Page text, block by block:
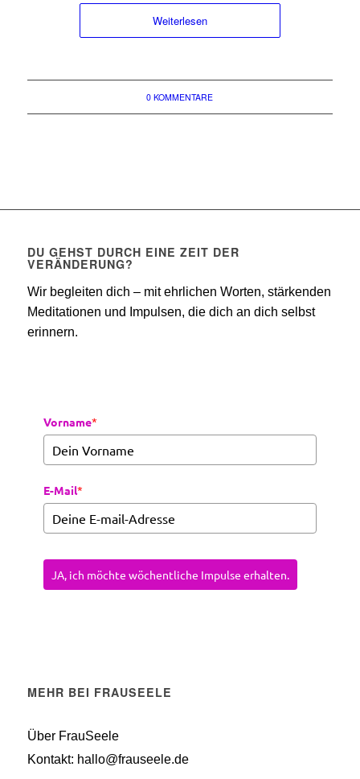
Weiterlesen
0 KOMMENTARE
DU GEHST DURCH EINE ZEIT DER
VERÄNDERUNG?
Wir begleiten dich – mit ehrlichen Worten, stärkenden
Meditationen und Impulsen, die dich an dich selbst
erinnern.
Vorname*
E-Mail*
JA, ich möchte wöchentliche Impulse erhalten.
MEHR BEI FRAUSEELE
Über FrauSeele
Kontakt: hallo@frauseele.de